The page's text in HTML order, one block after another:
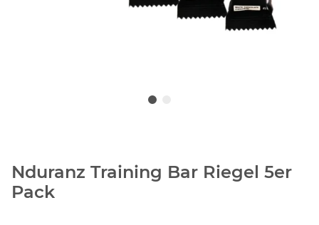
Nduranz Training Bar Riegel 5er
Pack